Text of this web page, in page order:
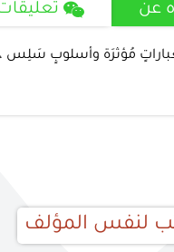
عن
مُؤثرَة وأسلوبٍ سَلِس ،
لنفس المؤلف